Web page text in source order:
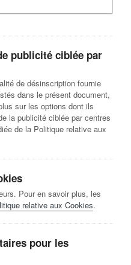
publicité ciblée par
de désinscription fournie
dans le présent document,
sur les options dont ils
la publicité ciblée par centres
de la Politique relative aux
Pour en savoir plus, les
relative aux Cookies.
pour les